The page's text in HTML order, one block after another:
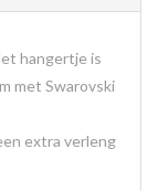
hangertje is
met Swarovski
extra verleng